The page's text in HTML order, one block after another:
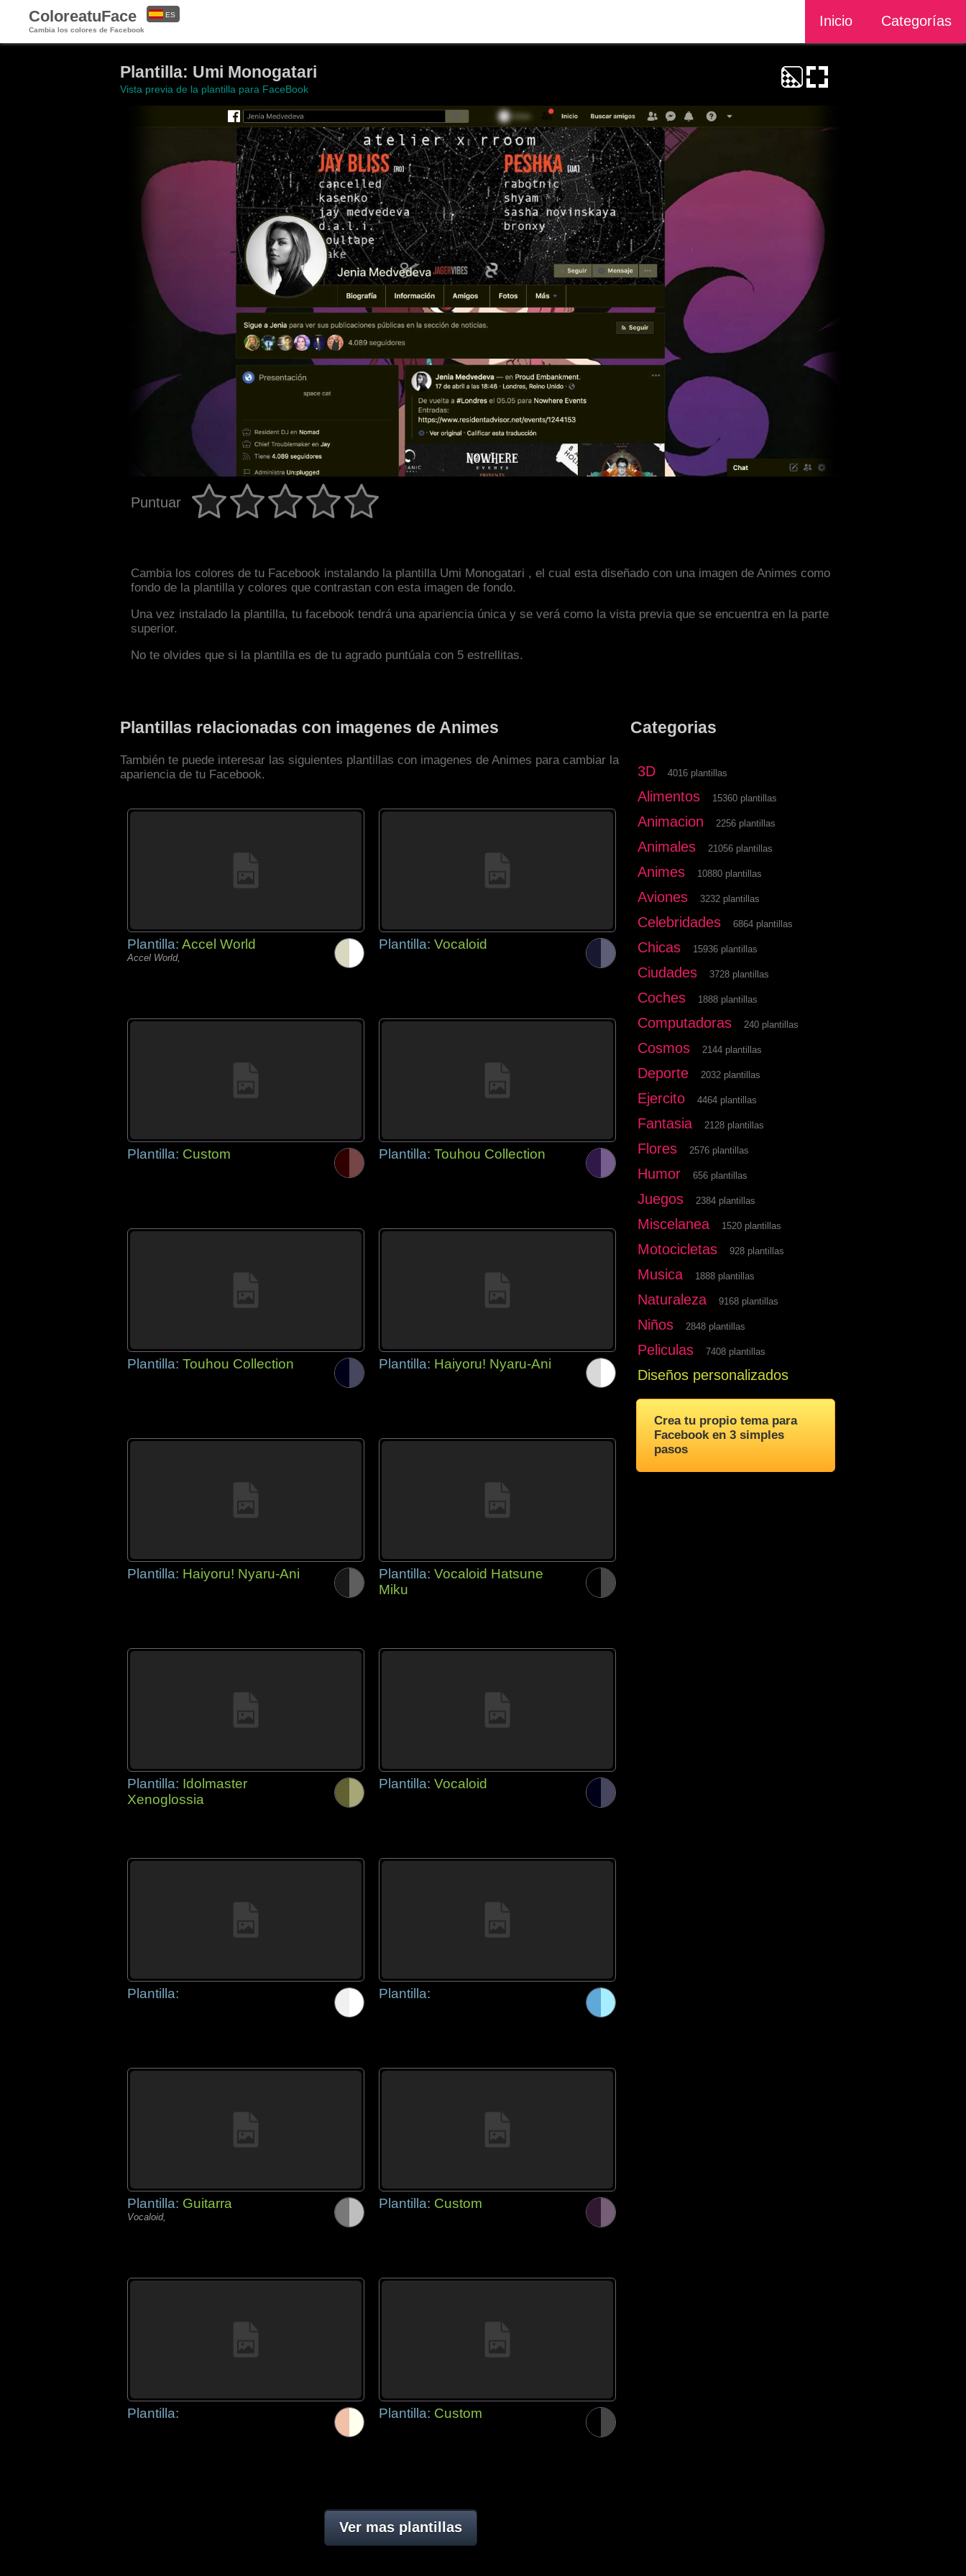
ColoreatuFace
Cambia los colores de Facebook
Inicio Categorías
ES
Plantilla: Umi Monogatari
Vista previa de la plantilla para FaceBook
Puntuar
Cambia los colores de tu Facebook instalando la plantilla Umi Monogatari , el cual esta diseñado con una imagen de Animes como
fondo de la plantilla y colores que contrastan con esta imagen de fondo.
Una vez instalado la plantilla, tu facebook tendrá una apariencia única y se verá como la vista previa que se encuentra en la parte
superior.
No te olvides que si la plantilla es de tu agrado puntúala con 5 estrellitas.
Plantillas relacionadas con imagenes de Animes
También te puede interesar las siguientes plantillas con imagenes de Animes para cambiar la
apariencia de tu Facebook.
Plantilla: Accel World
Accel World,
Plantilla: Vocaloid
Plantilla: Custom Plantilla: Touhou Collection
Plantilla: Touhou Collection Plantilla: Haiyoru! Nyaru-Ani
Plantilla: Haiyoru! Nyaru-Ani Plantilla: Vocaloid Hatsune
Miku
Plantilla: Idolmaster
Xenoglossia
Plantilla: Vocaloid
Plantilla: Plantilla:
Plantilla: Guitarra
Vocaloid,
Plantilla: Custom
Plantilla: Plantilla: Custom
Ver mas plantillas
Categorias
3D 4016 plantillas
Alimentos 15360 plantillas
Animacion 2256 plantillas
Animales 21056 plantillas
Animes 10880 plantillas
Aviones 3232 plantillas
Celebridades 6864 plantillas
Chicas 15936 plantillas
Ciudades 3728 plantillas
Coches 1888 plantillas
Computadoras 240 plantillas
Cosmos 2144 plantillas
Deporte 2032 plantillas
Ejercito 4464 plantillas
Fantasia 2128 plantillas
Flores 2576 plantillas
Humor 656 plantillas
Juegos 2384 plantillas
Miscelanea 1520 plantillas
Motocicletas 928 plantillas
Musica 1888 plantillas
Naturaleza 9168 plantillas
Niños 2848 plantillas
Peliculas 7408 plantillas
Diseños personalizados
Crea tu propio tema para
Facebook en 3 simples
pasos